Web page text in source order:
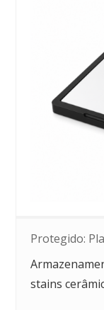
Protegido:
stains